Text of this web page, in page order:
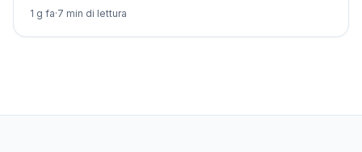
1 g fa·7 min di lettura